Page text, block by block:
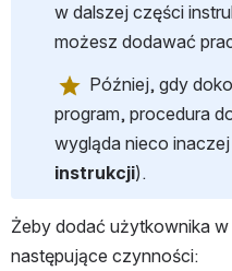
w dalszej części
możesz dodawać
Później, gdy
program, procedura
wygląda nieco
instrukcji).
Żeby dodać użytkownika w
następujące czynności: